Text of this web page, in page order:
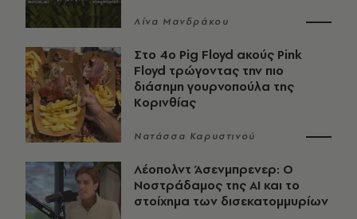
Λίνα Μανδράκου
Στο 4ο Pig Floyd ακούς Pink
Floyd τρώγοντας την πιο
διάσημη γουρνοπούλα της
Κορινθίας
Νατάσσα Καρυστινού
Λέοπολντ Άσενμπρενερ: Ο
Νοστράδαμος της AI και το
στοίχημα των δισεκατομμυρίων